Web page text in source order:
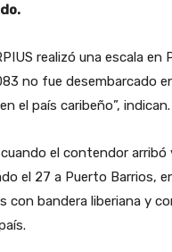
realizó una escala
no fue desembarcado
el país caribeño”, indican.
el contendor
el 27 a Puerto Barrios,
con bandera liberiana y